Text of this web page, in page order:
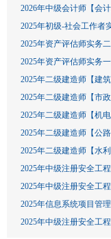
2026年中级会计师【会
2025年初级-社会工作者
2025年资产评估师实务
2025年资产评估师实务
2025年二级建造师【建
2025年二级建造师【市
2025年二级建造师【机
2025年二级建造师【公
2025年二级建造师【水
2025年中级注册安全工
2025年中级注册安全工
2025年信息系统项目管
2025年中级注册安全工